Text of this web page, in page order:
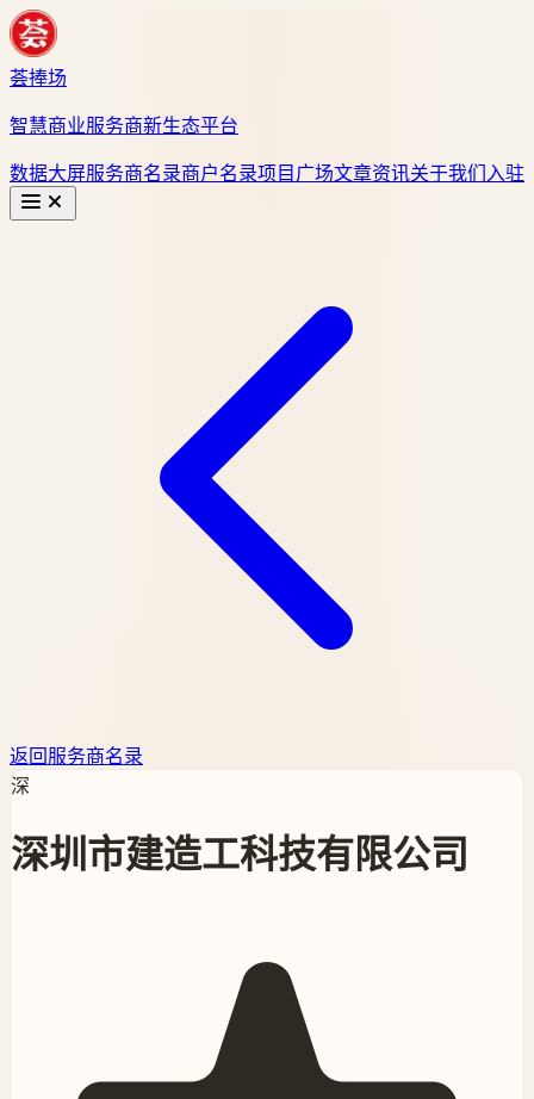
荟捧场
智慧商业服务商新生态平台
数据大屏服务商名录商户名录项目广场文章资讯关于我们 入驻
返回服务商名录
深
深圳市建造工科技有限公司